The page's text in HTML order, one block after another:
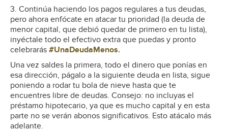
3. Continúa haciendo los pagos regulares a tus deudas,
pero ahora enfócate en atacar tu prioridad (la deuda de
menor capital, que debió quedar de primero en tu lista),
inyéctale todo el efectivo extra que puedas y pronto
celebrarás #UnaDeudaMenos.
Una vez saldes la primera, todo el dinero que ponías en
esa dirección, págalo a la siguiente deuda en lista, sigue
poniendo a rodar tu bola de nieve hasta que te
encuentres libre de deudas. Consejo: no incluyas el
préstamo hipotecario, ya que es mucho capital y en esta
parte no se verán abonos significativos. Esto atácalo más
adelante.